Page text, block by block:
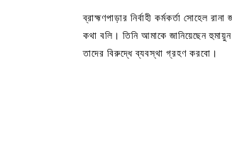
ব্রাহ্মণপাড়ার নির্বাহী কর্মকর্তা সোহেল
কথা বলি। তিনি আমাকে জানিয়েছেন
তাদের বিরুদ্ধে ব্যবস্থা গ্রহণ করবো।